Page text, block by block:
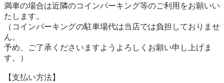
満車の場合は近隣のコインパーキング等のご利用をお願いい
たします。
（コインパーキングの駐車場代は当店では負担しておりませ
ん。
予め、ご了承くださいますようよろしくお願い申し上げま
す。）
【⽀払い⽅法】